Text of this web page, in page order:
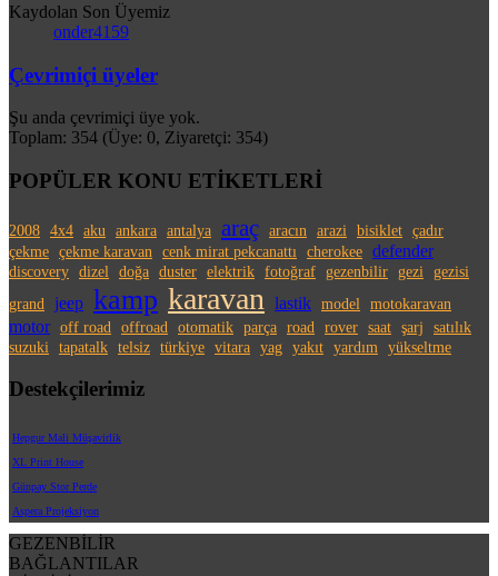
Kaydolan Son Üyemiz
onder4159
Çevrimiçi üyeler
Şu anda çevrimiçi üye yok.
Toplam: 354 (Üye: 0, Ziyaretçi: 354)
POPÜLER KONU ETİKETLERİ
2008 4x4 aku ankara antalya araç aracın arazi bisiklet çadır
çekme çekme karavan cenk mirat pekcanattı cherokee defender
discovery dizel doğa duster elektrik fotoğraf gezenbilir gezi
gezisi
grand
jeep kamp karavan lastik model motokaravan
motor off road offroad otomatik parça road rover saat şarj
satılık
suzuki
tapatalk telsiz türkiye vitara yag yakıt yardım yükseltme
Destekçilerimiz
Hepgur Mali Müşavirlik
XL Print House
Günpay Stor Perde
Aspera Projeksiyon
GEZENBİLİR
BAĞLANTILAR